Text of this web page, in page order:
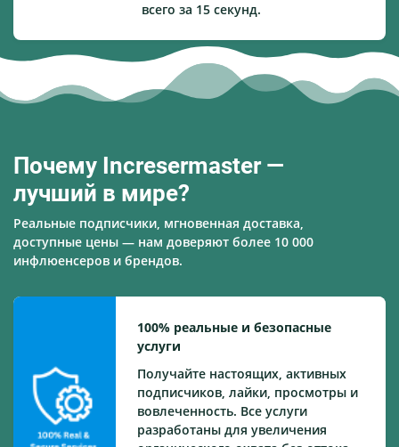
всего за 15 секунд.
Почему Incresermaster —
лучший в мире?
Реальные подписчики, мгновенная доставка,
доступные цены — нам доверяют более 10 000
инфлюенсеров и брендов.
100% реальные и безопасные
услуги
Получайте настоящих, активных
подписчиков, лайки, просмотры и
вовлеченность. Все услуги
разработаны для увеличения